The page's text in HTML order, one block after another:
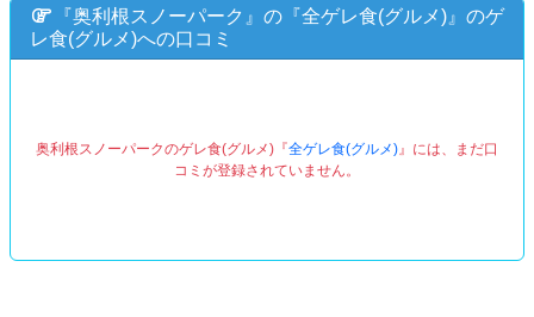
『奥利根スノーパーク』の『全ゲレ食(グルメ) 』のゲ
レ食(グルメ)への口コミ
奥利根スノーパークのゲレ食(グルメ)『全ゲレ食(グルメ) 』には、まだ口
コミが登録されていません。